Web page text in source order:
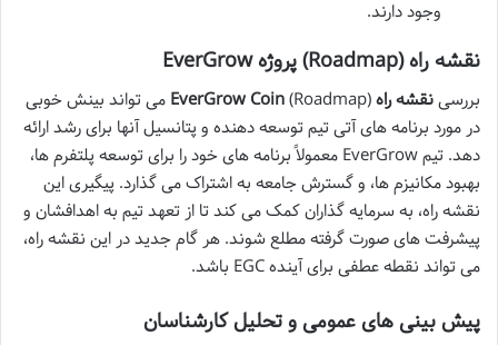
وجود دارند.
نقشه راه (Roadmap) پروژه EverGrow
بررسینقشه راه EverGrow Coin
(Roadmap) می تواند بینش خوبی
در مورد برنامه های آتی تیم توسعه دهنده و پتانسیل آنها برای رشد ارائه
دهد. تیم EverGrow معمولاً برنامه های خود را برای توسعه پلتفرم ها،
بهبود مکانیزم ها، و گسترش جامعه به اشتراک می گذارد. پیگیری این
نقشه راه، به سرمایه گذاران کمک می کند تا از تعهد تیم به اهدافشان و
پیشرفت های صورت گرفته مطلع شوند. هر گام جدید در این نقشه راه،
می تواند نقطه عطفی برای آینده EGC باشد.
پیش بینی های عمومی و تحلیل کارشناسان